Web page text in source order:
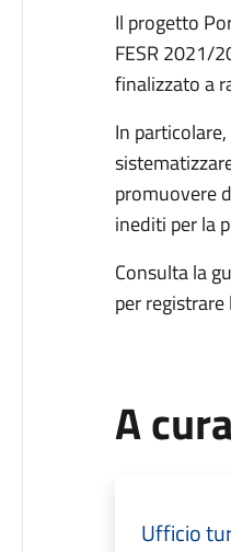
Il progetto
FESR 2021/
finalizzato a
In
promuovere
inediti per la
Consulta la
per
A
Ufficio